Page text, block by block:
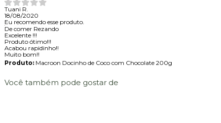
Tuani R.
18/08/2020
Eu recomendo esse produto.
De comer Rezando
Excelente !!!
Produto ótimo!!!
Acabou rapidinho!!
Muito bom!!
Produto:Macroon Docinho de Coco com Chocolate 200g
Você também pode gostar de